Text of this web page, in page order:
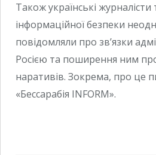
Також українські журналісти
інформаційної безпеки
повідомляли про зв’язки
Росією та поширення ним
наративів. Зокрема, про це
«Бессарабія INFORM».